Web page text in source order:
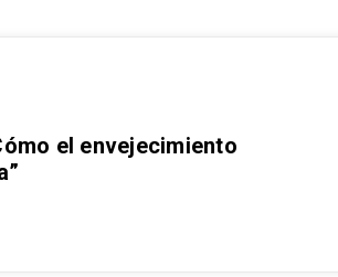
el envejecimiento